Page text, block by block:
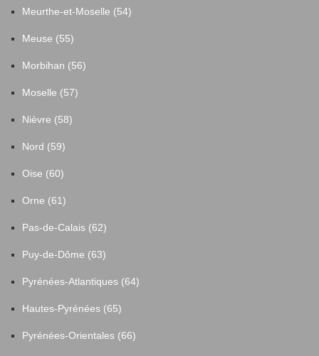
Meurthe-et-Moselle (54)
Meuse (55)
Morbihan (56)
Moselle (57)
Nièvre (58)
Nord (59)
Oise (60)
Orne (61)
Pas-de-Calais (62)
Puy-de-Dôme (63)
Pyrénées-Atlantiques (64)
Hautes-Pyrénées (65)
Pyrénées-Orientales (66)